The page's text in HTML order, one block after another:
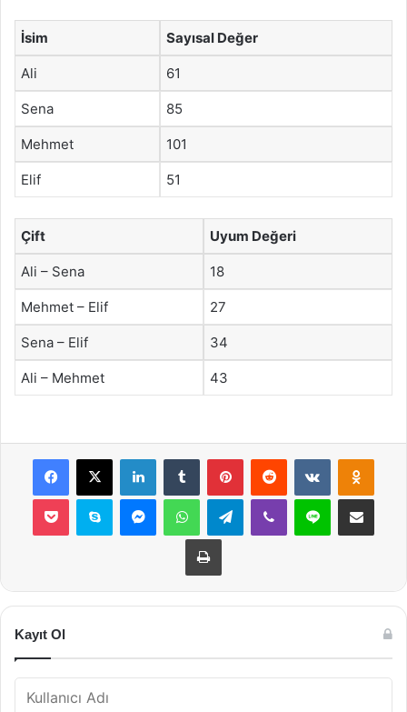
İsim Sayısal Değer
Ali 61
Sena 85
Mehmet 101
Elif 51
Çift Uyum Değeri
Ali – Sena 18
Mehmet – Elif 27
Sena – Elif 34
Ali – Mehmet 43
Facebook
X LinkedInTumblr PinterestReddit VKontakte
Pocket Skype MessengerWhatsAppTelegramViber Line E-Posta ile
Yazdır
Kayıt Ol